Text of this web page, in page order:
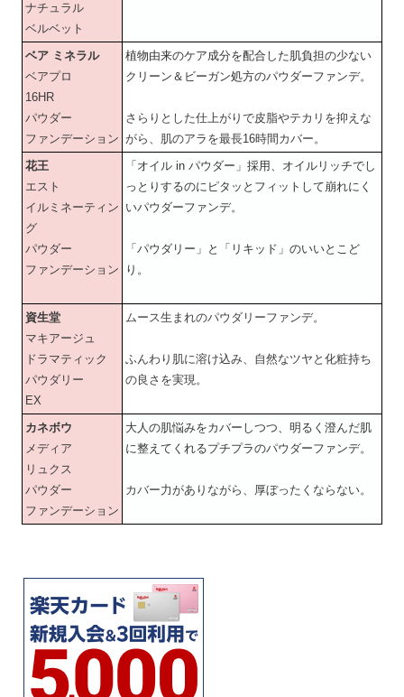
ナチュラル
ベルベット
ベア ミネラル
ベアプロ
16HR
パウダー
ファンデーション
植物由来のケア成分を配合した肌負担の少ない
クリーン＆ビーガン処方のパウダーファンデ。
さらりとした仕上がりで皮脂やテカリを抑えな
がら、肌のアラを最長16時間カバー。
花王
エスト
イルミネーティン
グ
パウダー
ファンデーション
「オイル in パウダー」採用、オイルリッチでし
っとりするのにピタッとフィットして崩れにく
いパウダーファンデ。
「パウダリー」と「リキッド」のいいとこど
り。
資生堂
マキアージュ
ドラマティック
パウダリー
EX
ムース生まれのパウダリーファンデ。
ふんわり肌に溶け込み、自然なツヤと化粧持ち
の良さを実現。
カネボウ
メディア
リュクス
パウダー
ファンデーション
大人の肌悩みをカバーしつつ、明るく澄んだ肌
に整えてくれるプチプラのパウダーファンデ。
カバー力がありながら、厚ぼったくならない。